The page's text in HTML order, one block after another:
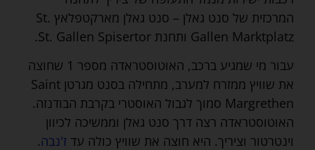
המרכזית של סנט גאלן – סנט גאלן מארקטפלאץ St.
Gallen Marktplatz ותחנת St. Gallen Spisertor.
עבור מי שמגיע ברכב, האוטוסטראדה מספר 1 שחוצה
את שוויץ ממזרח למערב, מתחילה בסנט מגרטן Saint
Margrethen סמוך לגבול האוסטרי בקרבת הבודנזה.
האוטוסטראדה רצה דרך סנט גאלן וממשיכה לכיוון
וינטרטור וציריך. היא חוצה את שוויץ כולה עדז'נבה.